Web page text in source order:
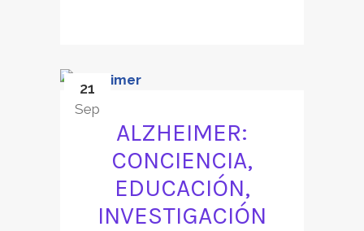
21
Sep
ALZHEIMER:
CONCIENCIA,
EDUCACIÓN,
INVESTIGACIÓN